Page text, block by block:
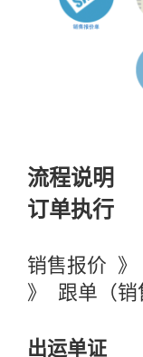
流程说明
订单执行
销售报价
》 跟单（销
出运单证